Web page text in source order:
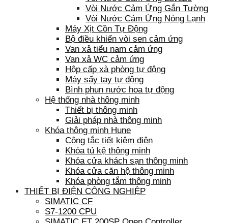
Vòi Nước Cảm Ứng Gắn Tường
Vòi Nước Cảm Ứng Nóng Lạnh
Máy Xịt Cồn Tự Động
Bộ điều khiển vòi sen cảm ứng
Van xả tiểu nam cảm ứng
Van xả WC cảm ứng
Hộp cấp xà phòng tự động
Máy sấy tay tự động
Bình phun nước hoa tự động
Hệ thống nhà thông minh
Thiết bị thông minh
Giải pháp nhà thông minh
Khóa thông minh Hune
Công tắc tiết kiệm điện
Khóa tủ kệ thông minh
Khóa cửa khách sạn thông minh
Khóa cửa căn hộ thông minh
Khóa phòng tắm thông minh
THIẾT BỊ ĐIỆN CÔNG NGHIỆP
SIMATIC CF
S7-1200 CPU